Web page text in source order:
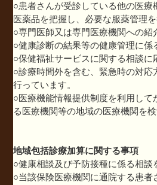
○患者さんが受診している他の医療
医薬品を把握し、必要な服薬管理を
○専門医師又は専門医療機関への紹
○健康診断の結果等の健康管理に係
○保健福祉サービスに関する相談に
○診療時間外を含む、緊急時の対応
行っています。
○医療機能情報提供制度を利用して
る医療機関等の地域の医療機関を検
地域包括診療加算に関する事項
○健康相談及び予防接種に係る相談
○当該保険医療機関に通院する患者